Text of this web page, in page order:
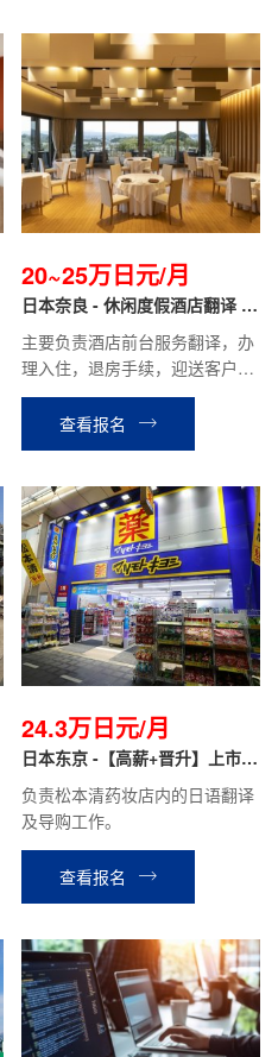
20~25万日元/月
日本奈良 - 休闲度假酒店翻译 正
社员
主要负责酒店前台服务翻译，办
理入住，退房手续，迎送客户，
酒店内设施介绍引导，餐厅服
务，客房整理等酒店安排的相关
工作。
查看报名
24.3万日元/月
日本东京 -【高薪+晋升】上市药
负责松本清药妆店内的日语翻译
及导购工作。
查看报名